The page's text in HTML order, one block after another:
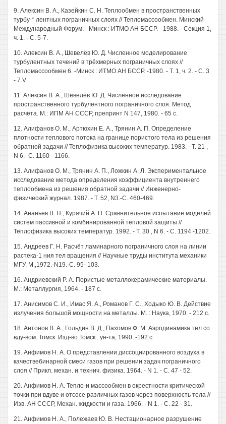
9. Алексин В. А., Казейкин С. Н. Теплообмен в пространственных
турбу-* лентных пограничных слоях // Тепломассообмен. Минский
Международный Форум. - Минск : ИТМО АН БССР. - 1988. - Секция 1,
ч. 1. - С. 5-7.
10. Алексин В. А., Шевелёв Ю. Д. Численное моделирование
турбулентных течений в трёхмерных пограничных слоях //
Тепломассообмен 6. -Минск : ИТМО АН БССР. -1980. - Т. 1, ч. 2. - С. 3
- 7.V
11. Алексин В. А., Шевелёв Ю. Д. Численное исследование
пространственного турбулентного пограничного слоя. Метод
расчёта. М.: ИПМ АН СССР, препринт N 147, 1980. - 65 с.
12. Алифанов О. М., Артюхин Е. А., Трянин А. П. Определение
плотности теплового потока на границе пористого тела из решения
обратной задачи // Теплофизика высоких температур. 1983. - Т. 21 ,
N 6.- С. 1160 - 1166.
13. Алифанов О. М., Трянин А. П., Ложкин А. Л. Экспериментальное
исследование метода определения коэффициента внутреннего
теплообмена из решения обратной задачи // Инженерно-
физический журнал. 1987. - Т. 52, N3.-С. 460-469.
14. Ананьев В. Н., Курячий А. П. Сравнительное испытание моделей
систем пассивной и комбинированной тепловой защиты //
Теплофизика высоких температур. 1992. - Т. 30 , N 6. - С. 1194 -1202.
15. Андреев Г. Н. Расчёт ламинарного пограничного слоя на линии
растека-1 ния тел вращения // Научные труды института механики
МГУ. М.,1972.-N19.-С. 95- 103.
16. Андриевский Р. А. Пористые металлокерамические материалы.
М.: Металлургия, 1964. - 187 с.
17. Анисимов С. И., Имас Я. А., Романов Г. С., Ходыко Ю. В. Действие
излучения большой мощности на металлы. М. : Наука, 1970. - 212 с.
18. Антонов В. А., Гольдин В. Д., Пахомов Ф. М. Аэродинамика тел со
вду-вом. Томск: Изд-во Томск . ун-та, 1990. -192 с.
19. Анфимов Н. А. О представлении диссоциированного воздуха в
качествебинарной смеси газов при решении задач пограничного
слоя // Прикл. механ. и технич. физика. 1964. - N 1. - С. 47 - 52.
20. Анфимов Н. А. Тепло-и массообмен в окрестности критической
точки при вдуве и отсосе различных газов через поверхность тела //
Изв. АН СССР, Механ. жидкости и газа. 1966. - N 1. - С. 22 - 31.
21. Анфимов Н. А., Полежаев Ю. В. Нестационарное разрушение